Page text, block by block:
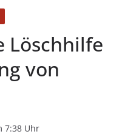
Löschhilfe
von
7:38 Uhr